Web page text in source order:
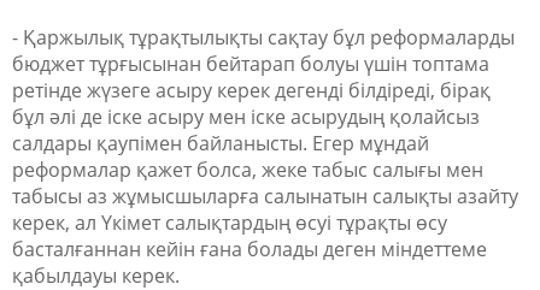
- Қаржылық тұрақтылықты сақтау бұл реформаларды
бюджет тұрғысынан бейтарап болуы үшін топтама
ретінде жүзеге асыру керек дегенді білдіреді, бірақ
бұл әлі де іске асыру мен іске асырудың қолайсыз
салдары қаупімен байланысты. Егер мұндай
реформалар қажет болса, жеке табыс салығы мен
табысы аз жұмысшыларға салынатын салықты азайту
керек, ал Үкімет салықтардың өсуі тұрақты өсу
басталғаннан кейін ғана болады деген міндеттеме
қабылдауы керек.